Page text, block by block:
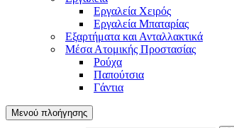
Εργαλεία Χειρός
Εργαλεία Μπαταρίας
Εξαρτήματα και Ανταλλακτικά
Μέσα Ατομικής Προστασίας
Ρούχα
Παπούτσια
Γάντια
Μενού πλοήγησης